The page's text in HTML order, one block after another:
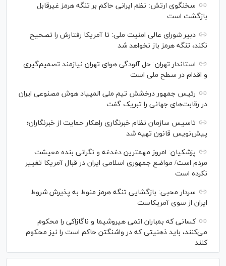
سخنگوی ارتش: نظم ایرانی حاکم بر تنگه هرمز غیرقابل
بازگشت است
دبیر شورای عالی امنیت ملی: تا آمریکا رفتارش را تصحیح
نکند، تنگه هرمز باز نخواهد شد
استاندار تهران: حل آلودگی هوای تهران نیازمند تصمیم‌گیری
و اقدام در سطح ملی است
رئیس جمهور درخشش تیم ملی المپیاد هوش مصنوعی ایران
در رقابت‌های جهانی را تبریک گفت
تاسیس سازمان نظام خبرنگاری راهکار حمایت از خبرنگاران؛
پیش‌نویس قانون تهیه شد
پزشکیان: امروز مهمترین دغدغه و نگرانی بنده معیشت
مردم است/ مواضع جمهوری اسلامی ایران در قبال آمریکا تغییر
نکرده است
سردار محبی: بازگشایی تنگه هرمز منوط به پذیرش شروط
ایران از سوی آمریکاست
کسانی که بمباران اتمی هیروشیما و ناگازاکی را محکوم
می‌کنند، باید ذهنیتی که در واشنگتن حاکم است را نیز محکوم
کنند